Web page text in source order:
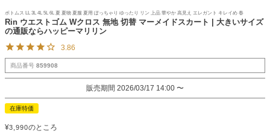
ボトムス LL 3L 4L 5L 6L 夏 夏物 夏服 夏用 ぽっちゃり ゆったり リン 上品 華やか 高見え エレガント キレイめ 春
Rin ウエストゴム Wクロス 無地 切替 マーメイドスカート | 大きいサイズ
の通販ならハッピーマリリン
3.86
商品番号 859908
販売期間 2026/03/17 14:00 〜
在庫特価
¥3,990のところ